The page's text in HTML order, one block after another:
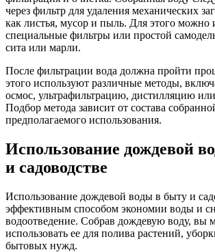
через фильтр для удаления механических
как листья, мусор и пыль. Для этого можно
специальные фильтры или простой
сита или марли.
После фильтрации вода должна пройти
этого используют различные методы,
осмос, ультрафильтрацию, дистилляцию
Подбор метода зависит от состава
предполагаемого использования.
Использование дождевой
и садоводстве
Использование дождевой воды в быту и
эффективным способом экономии воды и
водоотведение. Собрав дождевую воду, вы
использовать ее для полива растений,
бытовых нужд.